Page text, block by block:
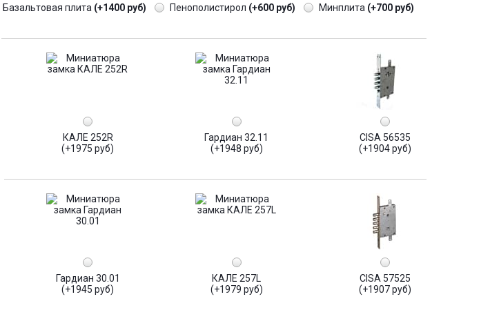
Базальтовая плита (+1400 руб) Пенополистирол (+600 руб) Минплита (+700 руб)
КАЛЕ 252R
(+1975 руб)
Гардиан 32.11
(+1948 руб)
CISA 56535
(+1904 руб)
Гардиан 30.01
(+1945 руб)
КАЛЕ 257L
(+1979 руб)
CISA 57525
(+1907 руб)